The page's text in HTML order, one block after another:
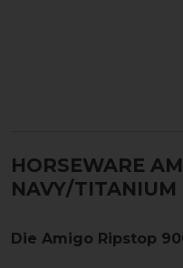
HORSEWARE
NAVY/TITANIUM
Die Amigo Ripstop